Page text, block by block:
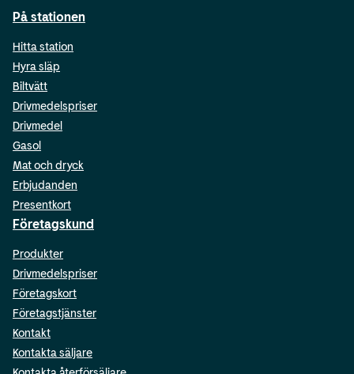
På stationen
Hitta station
Hyra släp
Biltvätt
Drivmedelspriser
Drivmedel
Gasol
Mat och dryck
Erbjudanden
Presentkort
Företagskund
Produkter
Drivmedelspriser
Företagskort
Företagstjänster
Kontakt
Kontakta säljare